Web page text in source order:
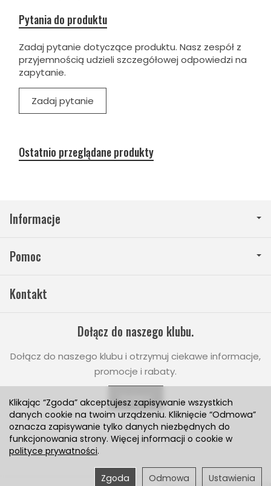
Pytania do produktu
Zadaj pytanie dotyczące produktu. Nasz zespół z
przyjemnością udzieli szczegółowej odpowiedzi na
zapytanie.
Zadaj pytanie
Ostatnio przeglądane produkty
Informacje
Pomoc
Kontakt
Dołącz do naszego klubu.
Dołącz do naszego klubu i otrzymuj ciekawe informacje,
promocje i rabaty.
Dołącz
Klikając “Zgoda” akceptujesz zapisywanie wszystkich
danych cookie na twoim urządzeniu. Kliknięcie “Odmowa”
oznacza zapisywanie tylko danych niezbędnych do
funkcjonowania strony. Więcej informacji o cookie w
polityce prywatności.
Ustawienia
Odmowa
Zgoda